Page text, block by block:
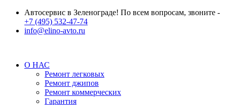
Автосервис в Зеленограде! По всем вопросам, звоните -
+7 (495) 532-47-74
info@elino-avto.ru
О НАС
Ремонт легковых
Ремонт джипов
Ремонт коммерческих
Гарантия